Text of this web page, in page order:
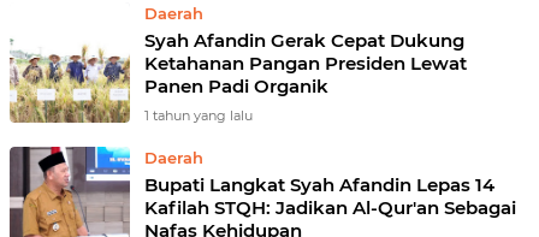
Daerah
Syah Afandin Gerak Cepat Dukung
Ketahanan Pangan Presiden Lewat
Panen Padi Organik
1 tahun yang lalu
Daerah
Bupati Langkat Syah Afandin Lepas 14
Kafilah STQH: Jadikan Al-Qur'an Sebagai
Nafas Kehidupan